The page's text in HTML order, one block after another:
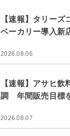
【速報】タリー
ベーカリー導入新
2026.08.06
【速報】アサヒ
調 年間販売目標
2026.08.07